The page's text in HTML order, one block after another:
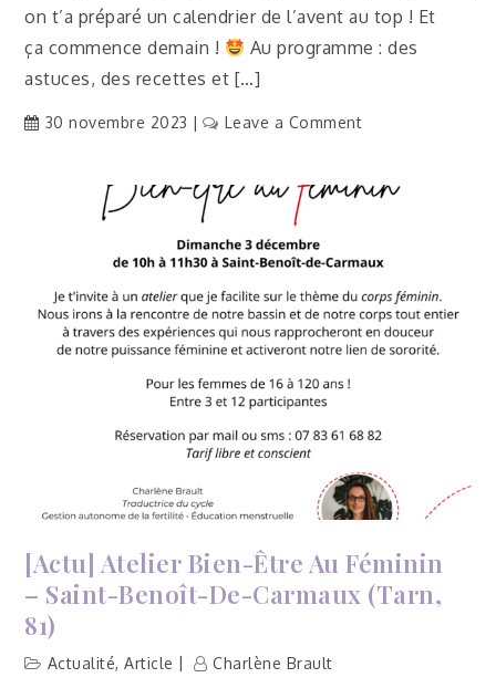
on t’a préparé un calendrier de l’avent au top ! Et
ça commence demain !
Au programme : des
astuces, des recettes et […]
30 novembre 2023 Leave a Commenton
de
En
ligne
[Actu] Atelier Bien-Être Au Féminin
– Saint-Benoît-De-Carmaux (Tarn,
81)
Actualité,Article Charlène Brault